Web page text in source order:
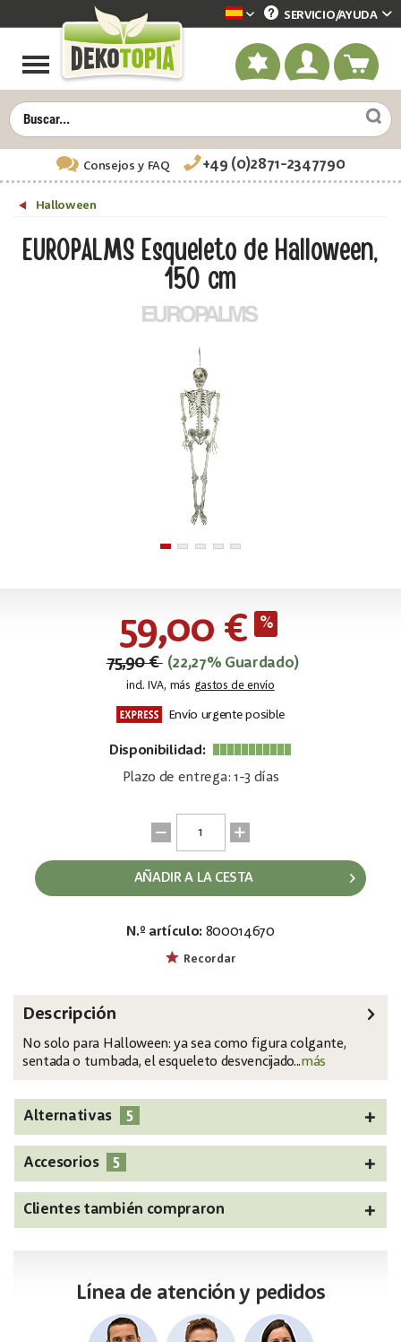
Dekotopia spanisch
SERVICIO/AYUDA
Consejos y FAQ +49 (0)2871-2347790
Halloween
EUROPALMS Esqueleto de Halloween,
150 cm
59,00 €
75,90 € (22,27% Guardado)
incl. IVA, más gastos de envío
Envío urgente posible
Disponibilidad:
Plazo de entrega: 1-3 días
AÑADIR A LA CESTA
N.º artículo: 800014670
Recordar
Descripción
No solo para Halloween: ya sea como figura colgante,
sentada o tumbada, el esqueleto desvencijado...más
Alternativas 5
Accesorios 5
Clientes también compraron
Línea de atención y pedidos